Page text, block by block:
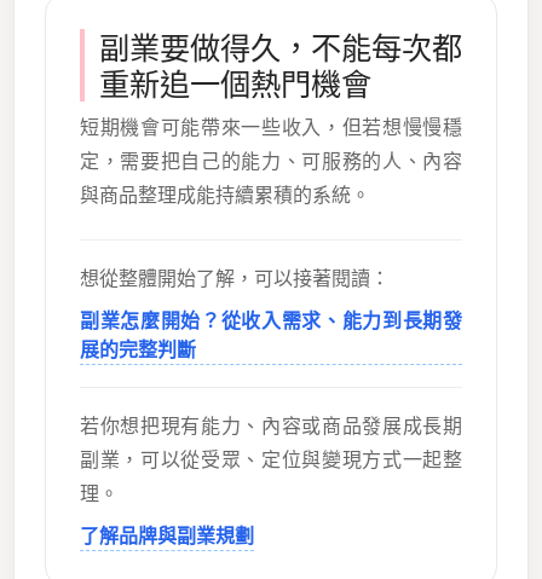
副業要做得久，不能每次都
重新追一個熱門機會
短期機會可能帶來一些收入，但若想慢慢穩
定，需要把自己的能力、可服務的人、內容
與商品整理成能持續累積的系統。
想從整體開始了解，可以接著閱讀：
副業怎麼開始？從收入需求、能力到長期發
展的完整判斷
若你想把現有能力、內容或商品發展成長期
副業，可以從受眾、定位與變現方式一起整
理。
了解品牌與副業規劃